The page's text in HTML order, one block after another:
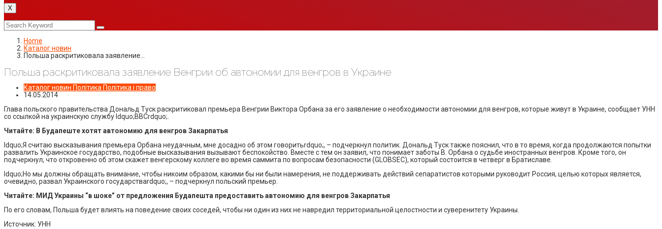
X
Home
Каталог новин
Польша раскритиковала заявление…
Польша раскритиковала заявление Венгрии об автономии для венгров в Украине
Каталог новин Політика Політика і право
14.05.2014
Глава польского правительства Дональд Туск раскритиковал премьера Венгрии Виктора Орбана за его заявление о необходимости автономии для венгров, которые живут в Украине, сообщает УНН
со ссылкой на украинскую службу ldquo;ВВСrdquo;.
Читайте: В Будапеште хотят автономию для венгров Закарпатья
ldquo;Я считаю высказывания премьера Орбана неудачным, мне досадно об этом говоритьrdquo;, – подчеркнул политик. Дональд Туск также пояснил, что в то время, когда продолжаются попытки
развалить Украинское государство, подобные высказывания вызывают беспокойство. Вместе с тем он заявил, что понимает заботы В. Орбана о судьбе иностранных венгров. Кроме того, он
подчеркнул, что откровенно об этом скажет венгерскому коллеге во время саммита по вопросам безопасности (GLOBSEC), который состоится в четверг в Братиславе.
ldquo;Но мы должны обращать внимание, чтобы никоим образом, какими бы ни были намерения, не поддерживать действий сепаратистов которыми руководит Россия, целью которых является,
очевидно, развал Украинского государстваrdquo;, – подчеркнул польский премьер.
Читайте: МИД Украины “в шоке” от предложения Будапешта предоставить автономию для венгров Закарпатья
По его словам, Польша будет влиять на поведение своих соседей, чтобы ни один из них не навредил территориальной целостности и суверенитету Украины.
Источник: УНН